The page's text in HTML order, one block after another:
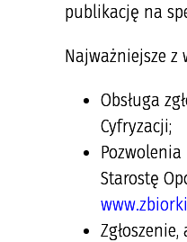
publikację na
Najważniejsze z
Obsługa
Cyfryzacji;
Starostę